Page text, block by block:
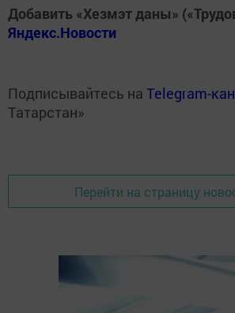
Добавить «Хезмэт даны»
Яндекс.Новости
Подписывайтесь на Telegram-
Татарстан»
Перейти на страницу